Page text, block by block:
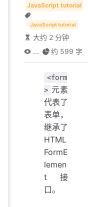
JavaScript tutorial
JavaScript tutorial
大约 2 分钟
...
约 599 字
<form
> 元素
代表了
表单，
继承了
HTML
FormE
lemen
t 接
口。